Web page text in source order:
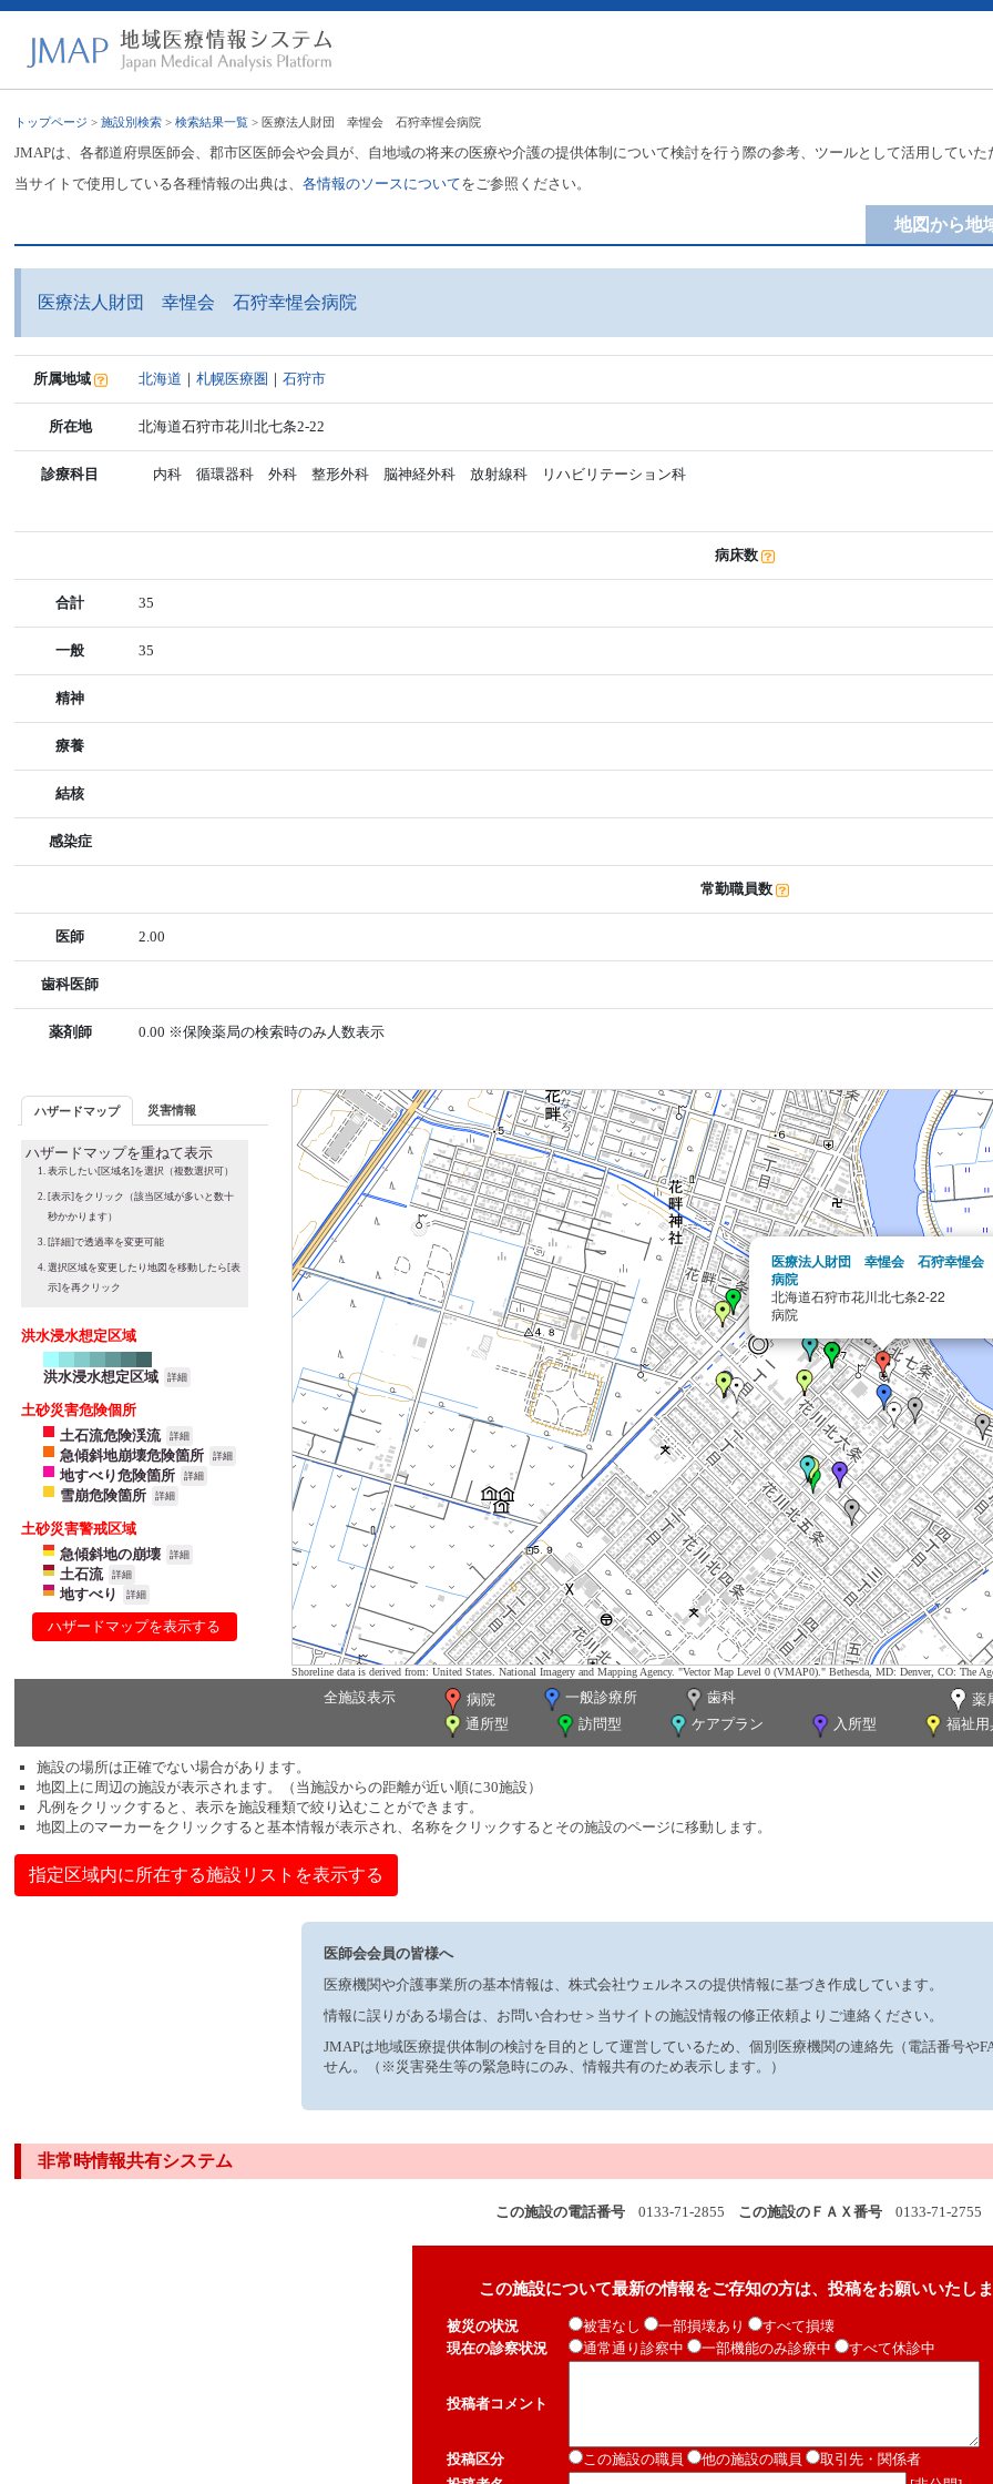
トップページ >施設別検索 >検索結果一覧 > 医療法人財団 幸惺会 石狩幸惺会病院
JMAPは、各都道府県医師会、郡市区医師会や会員が、自地域の将来の医療や介護の提供体制について検討を行う際の参考、ツールとして活用してい
当サイトで使用している各種情報の出典は、各情報のソースについてをご参照ください。
地図から地
医療法人財団 幸惺会 石狩幸惺会病院
所属地域 北海道 ｜札幌医療圏 ｜石狩市
所在地 北海道石狩市花川北七条2-22
診療科目 内科 循環器科 外科 整形外科 脳神経外科 放射線科 リハビリテーション科
病床数
合計 35
一般 35
精神
療養
結核
感染症
常勤職員数
医師 2.00
歯科医師
薬剤師 0.00 ※保険薬局の検索時のみ人数表示
ハザードマップ 災害情報
ハザードマップを重ねて表示
表示したい[区域名]を選択（複数選択可）
[表示]をクリック（該当区域が多いと数十
秒かかります）
[詳細]で透過率を変更可能
選択区域を変更したり地図を移動したら[表
示]を再クリック
洪水浸水想定区域
洪水浸水想定区域 詳細
土砂災害危険個所
土石流危険渓流
詳細
急傾斜地崩壊危険箇所 詳細
地すべり危険箇所 詳細
雪崩危険箇所 詳細
土砂災害警戒区域
急傾斜地の崩壊
詳細
土石流 詳細
地すべり 詳細
ハザードマップを表示する
医療法人財団 幸惺会 石狩幸惺会
病院
北海道石狩市花川北七条2-22
病院
Shoreline data is derived from: United States. National Imagery and Mapping Agency. "Vector Map Level 0 (VMAP0)." Bethesda, MD: Denver, CO: The
全施設表示 病院 一般診療所 歯科
薬
通所型
訪問型 ケアプラン 入所型 福祉用
施設の場所は正確でない場合があります。
地図上に周辺の施設が表示されます。（当施設からの距離が近い順に30施設）
凡例をクリックすると、表示を施設種類で絞り込むことができます。
地図上のマーカーをクリックすると基本情報が表示され、名称をクリックするとその施設のページに移動します。
指定区域内に所在する施設リストを表示する
医師会会員の皆様へ
医療機関や介護事業所の基本情報は、株式会社ウェルネスの提供情報に基づき作成しています。
情報に誤りがある場合は、お問い合わせ＞当サイトの施設情報の修正依頼よりご連絡ください。
JMAPは地域医療提供体制の検討を目的として運営しているため、個別医療機関の連絡先（電話番号や
せん。（※災害発生等の緊急時にのみ、情報共有のため表示します。）
非常時情報共有システム
この施設の電話番号 0133-71-2855 この施設のＦＡＸ番号 0133-71-2755
この施設について最新の情報をご存知の方は、投稿をお願いいたし
被災の状況 被害なし 一部損壊あり
すべて損壊
現在の診察状況
通常通り診察中 一部機能のみ診療中 すべて休診中
投稿者コメント
投稿区分 この施設の職員 他の施設の職員
取引先・関係者